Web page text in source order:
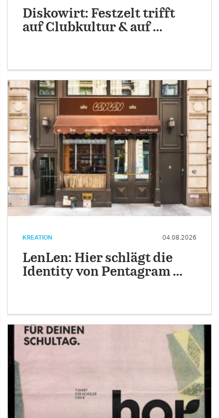
Diskowirt: Festzelt trifft
auf Clubkultur & auf …
KREATION 04.08.2026
LenLen: Hier schlägt die
Identity von Pentagram …